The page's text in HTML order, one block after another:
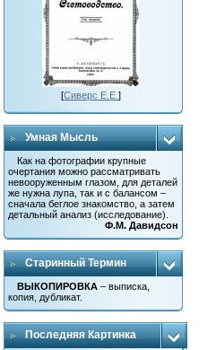
[Сиверс Е.Е.]
Умная Мысль
Как на фотографии крупные
очертания можно рассматривать
невооруженным глазом, для деталей
же нужна лупа, так и с балансом –
сначала беглое знакомство, а затем
детальный анализ (исследование).
Ф.М. Давидсон
Старинный Термин
ВЫКОПИРОВКА – выписка,
копия, дубликат.
Последняя Картинка